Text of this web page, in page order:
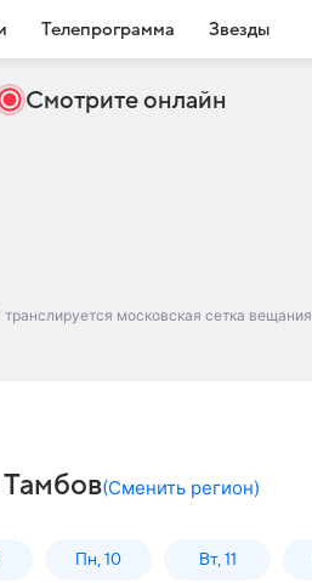
Телепрограмма Звезды
Смотрите онлайн
транслируется московская сетка вещания
(Сменить регион)
Пн, 10 Вт, 11